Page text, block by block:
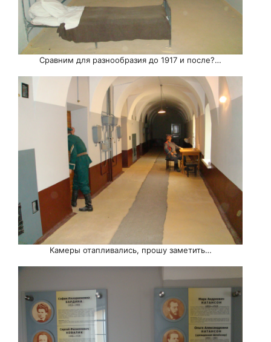
Сравним для разнообразия до 1917 и после?…
Камеры отапливались, прошу заметить…